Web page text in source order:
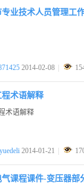
专业技术人员管理工
2014-02-08
术语解释
术语解释
2014-01-21
气课程课件-变压器部